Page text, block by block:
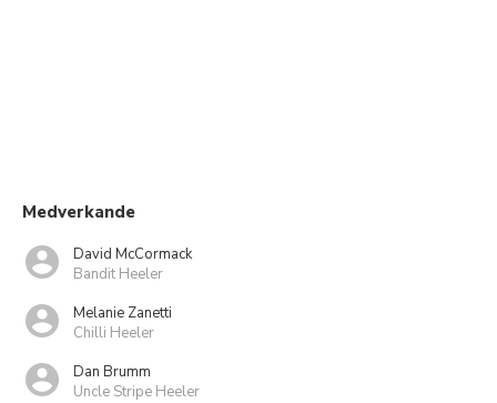
Medverkande
David McCormack
Bandit Heeler
Melanie Zanetti
Chilli Heeler
Dan Brumm
Uncle Stripe Heeler